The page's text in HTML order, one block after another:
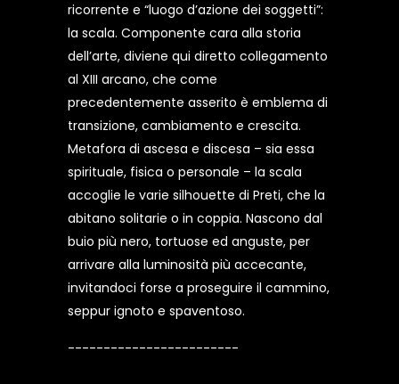
ricorrente e “luogo d’azione dei soggetti”:
la scala. Componente cara alla storia
dell’arte, diviene qui diretto collegamento
al XIII arcano, che come
precedentemente asserito è emblema di
transizione, cambiamento e crescita.
Metafora di ascesa e discesa – sia essa
spirituale, fisica o personale – la scala
accoglie le varie silhouette di Preti, che la
abitano solitarie o in coppia. Nascono dal
buio più nero, tortuose ed anguste, per
arrivare alla luminosità più accecante,
invitandoci forse a proseguire il cammino,
seppur ignoto e spaventoso.
------------------------